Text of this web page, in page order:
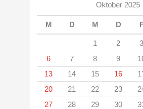
Oktober 2025
M D M D
1 2 3
6
7 8 9
13
14 15 16
20
21 22 23
27
28 29 30